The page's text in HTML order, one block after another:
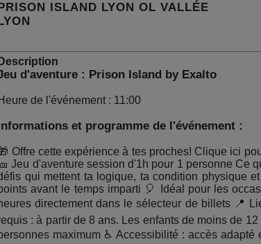
ISLAND LYON OL VALLÉE
Description
d'aventure : Prison Island by Exalto
Heure de l'événement : 11:00
et programme de l'événement :
Offre cette expérience à tes proches! Clique ici
Jeu d'aventure session d'1h pour 1 personne Ce
qui mettent ta logique, ta condition physique
avant le temps imparti 🎈 Idéal pour les
directement dans le sélecteur de billets 📍
: à partir de 8 ans. Les enfants de moins de
maximum ♿ Accessibilité : accès